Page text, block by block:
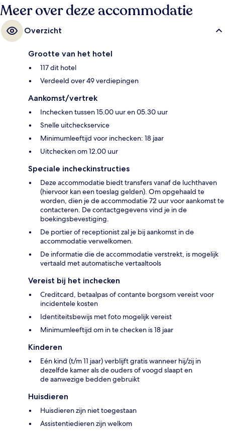
Meer over deze accommodatie
Overzicht
Grootte van het hotel
117 dit hotel
Verdeeld over 49 verdiepingen
Aankomst/vertrek
Inchecken tussen 15.00 uur en 05.30 uur
Snelle uitcheckservice
Minimumleeftijd voor inchecken: 18 jaar
Uitchecken om 12.00 uur
Speciale incheckinstructies
Deze accommodatie biedt transfers vanaf de luchthaven
(hiervoor kan een toeslag gelden). Om opgehaald te
worden, dien je de accommodatie 72 uur voor aankomst te
contacteren. De contactgegevens vind je in de
boekingsbevestiging.
De portier of receptionist zal je bij aankomst in de
accommodatie verwelkomen.
De informatie die de accommodatie verstrekt, is mogelijk
vertaald met automatische vertaaltools
Vereist bij het inchecken
Creditcard, betaalpas of contante borgsom vereist voor
incidentele kosten
Identiteitsbewijs met foto mogelijk vereist
Minimumleeftijd om in te checken is 18 jaar
Kinderen
Eén kind (t/m 11 jaar) verblijft gratis wanneer hij/zij in
dezelfde kamer als de ouders of voogd slaapt en
de aanwezige bedden gebruikt
Huisdieren
Huisdieren zijn niet toegestaan
Assistentiedieren zijn welkom